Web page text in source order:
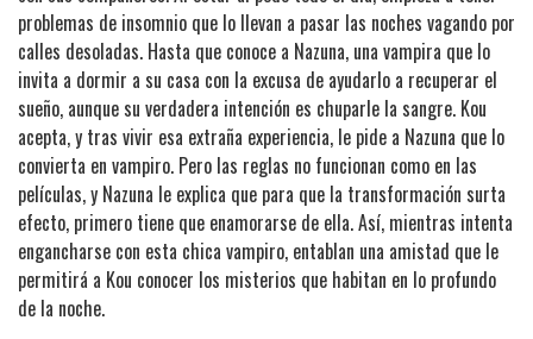
problemas de insomnio que lo llevan a pasar las noches vagando por
calles desoladas. Hasta que conoce a Nazuna, una vampira que lo
invita a dormir a su casa con la excusa de ayudarlo a recuperar el
sueño, aunque su verdadera intención es chuparle la sangre. Kou
acepta, y tras vivir esa extraña experiencia, le pide a Nazuna que lo
convierta en vampiro. Pero las reglas no funcionan como en las
películas, y Nazuna le explica que para que la transformación surta
efecto, primero tiene que enamorarse de ella. Así, mientras intenta
engancharse con esta chica vampiro, entablan una amistad que le
permitirá a Kou conocer los misterios que habitan en lo profundo
de la noche.